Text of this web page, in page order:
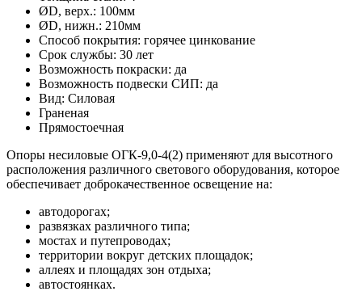
ØD, верх.: 100мм
ØD, нижн.: 210мм
Способ покрытия: горячее цинкование
Срок службы: 30 лет
Возможность покраски: да
Возможность подвески СИП: да
Вид: Силовая
Граненая
Прямостоечная
Опоры несиловые ОГК-9,0-4(2) применяют для высотного
расположения различного светового оборудования, которое
обеспечивает доброкачественное освещение на:
автодорогах;
развязках различного типа;
мостах и путепроводах;
территории вокруг детских площадок;
аллеях и площадях зон отдыха;
автостоянках.